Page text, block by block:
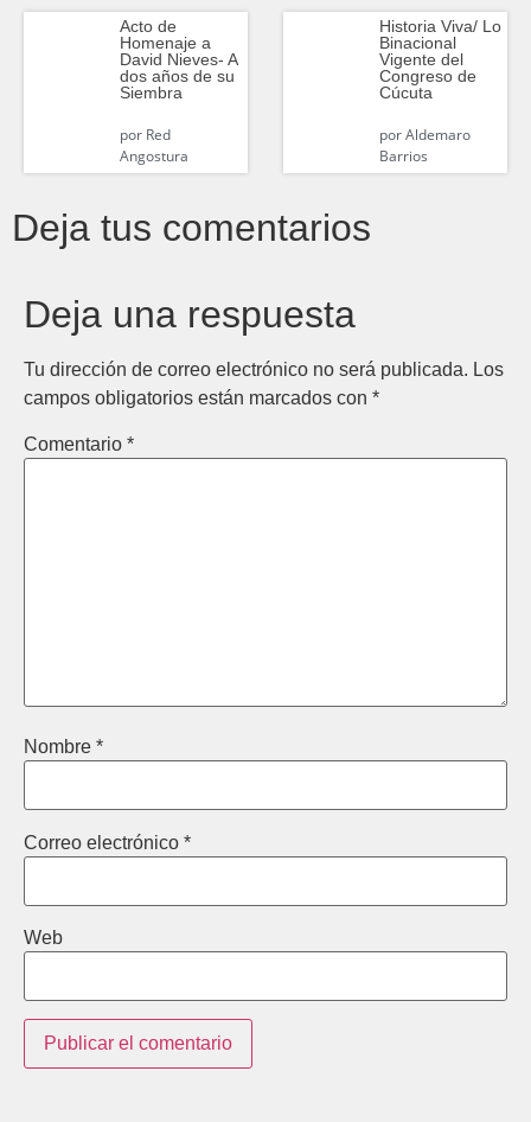
Acto de
Homenaje a
David Nieves- A
dos años de su
Siembra
porRed
Angostura
Historia Viva/ Lo
Binacional
Vigente del
Congreso de
Cúcuta
porAldemaro
Barrios
Deja tus comentarios
Deja una respuesta
Tu dirección de correo electrónico no será publicada. Los
campos obligatorios están marcados con *
Comentario *
Nombre *
Correo electrónico *
Web